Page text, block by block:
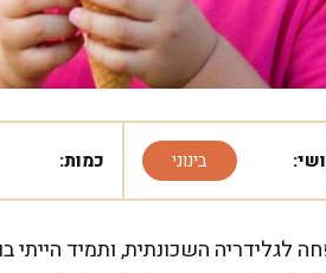
בינוני כמות:
לגלידריה השכונתית, ותמיד